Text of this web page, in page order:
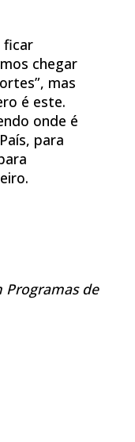
ficar
chegar
mas
é este.
onde é
para
Programas de